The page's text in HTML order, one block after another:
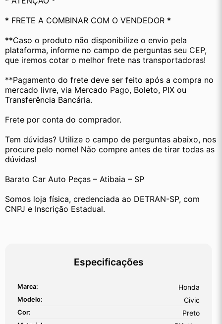
* FRETE A COMBINAR COM O VENDEDOR *
**Caso o produto não disponibilize o envio pela
plataforma, informe no campo de perguntas seu CEP,
que iremos cotar o melhor frete nas transportadoras!
**Pagamento do frete deve ser feito após a compra no
mercado livre, via Mercado Pago, Boleto, PIX ou
Transferência Bancária.
Frete por conta do comprador.
Tem dúvidas? Utilize o campo de perguntas abaixo, nos
procure pelo nome! Não compre antes de tirar todas as
dúvidas!
Barato Car Auto Peças – Atibaia – SP
Somos loja física, credenciada ao DETRAN-SP, com
CNPJ e Inscrição Estadual.
Especificações
Marca: Honda
Modelo: Civic
Cor: Preto